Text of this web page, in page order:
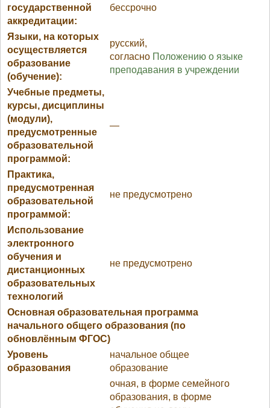
государственной
аккредитации:
бессрочно
Языки, на которых
осуществляется
образование
(обучение):
русский,
согласно Положению о языке
преподавания в учреждении
Учебные предметы,
курсы, дисциплины
(модули),
предусмотренные
образовательной
программой:
—
Практика,
предусмотренная
образовательной
программой:
не предусмотрено
Использование
электронного
обучения и
дистанционных
образовательных
технологий
не предусмотрено
Основная образовательная программа
начального общего образования (по
обновлённым ФГОС)
Уровень
образования
начальное общее
образование
очная, в форме семейного
образования, в форме